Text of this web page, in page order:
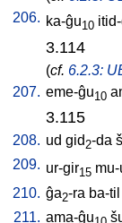
206. ka-ĝu10
3.114
(cf. 6.2.3:
207. eme-ĝu10
3.115
208. ud gid 2-da
209. ur-gir15
210. ĝa2-ra ba-til
211. ama-ĝu